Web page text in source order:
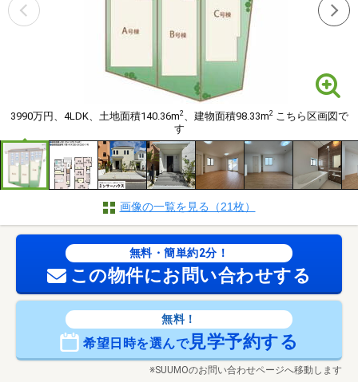
3990万円、4LDK、土地面積140.36m2、建物面積98.33m2こちら区画図で
す
画像の一覧を見る（21枚）
無料・簡単約2分！
この物件にお問い合わせする
無料！
希望日時を選んで見学予約する
※SUUMOのお問い合わせページへ移動します